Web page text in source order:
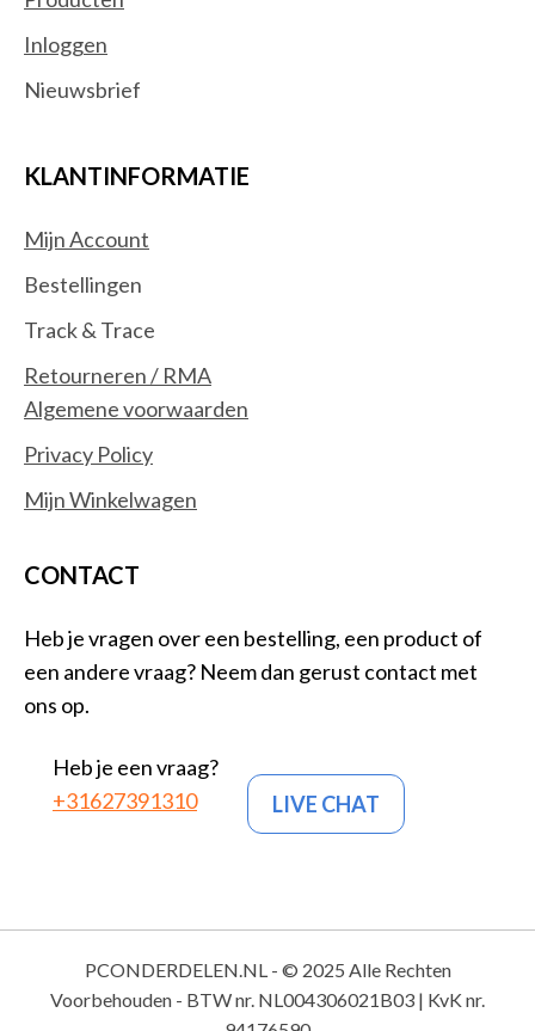
Inloggen
Nieuwsbrief
KLANTINFORMATIE
Mijn Account
Bestellingen
Track & Trace
Retourneren / RMA
Algemene voorwaarden
Privacy Policy
Mijn Winkelwagen
CONTACT
Heb je vragen over een bestelling, een product of
een andere vraag? Neem dan gerust contact met
ons op.
Heb je een vraag?
+31627391310
LIVE CHAT
PCONDERDELEN.NL - © 2025 Alle Rechten
Voorbehouden - BTW nr. NL004306021B03 | KvK nr.